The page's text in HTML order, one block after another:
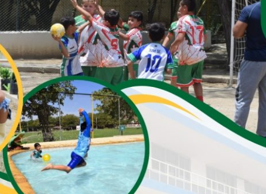
Toda la comunidad educativa de
acuerdo con su competencia, educa;
por lo cual la entrega, la identidad, el
compromiso y la pertenencia, hacen
que los fines de la educación se logren.
Los Colegios Franciscanos de Colombia,
al conjugar principios rectores de
servicio, vivencia, justicia, paz y
convivencia entre los hombres y la